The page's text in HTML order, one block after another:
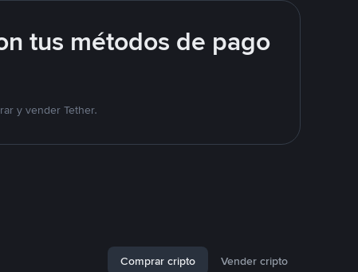
tus métodos de pago
y vender Tether.
Comprar cripto Vender cripto